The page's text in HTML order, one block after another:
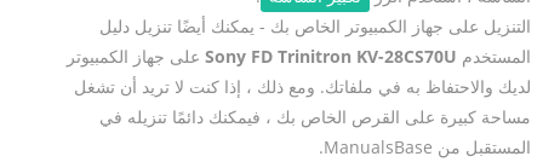
التنزيل على جهاز الكمبيوتر الخاص بك - يمكنك أيضًا تنزيل دليل
المستخدم Sony FD Trinitron KV-28CS70U على جهاز الكمبيوتر
لديك والاحتفاظ به في ملفاتك. ومع ذلك ، إذا كنت لا تريد أن تشغل
مساحة كبيرة على القرص الخاص بك ، فيمكنك دائمًا تنزيله في
المستقبل من ManualsBase.